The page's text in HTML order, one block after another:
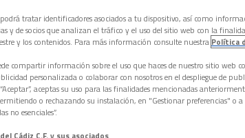
podrá tratar identificadores asociados a tu dispositivo, así como
y de socios que analizan el tráfico y el uso del sitio web con la
y los contenidos. Para más información consulte nuestra Política
compartir información sobre el uso que haces de nuestro sitio web
personalizada o colaborar con nosotros en el despliegue de
aceptas su uso para las finalidades mencionadas
o rechazando su instalación, en "Gestionar preferencias" o a
no esenciales”.
Cádiz C.F. y sus asociados